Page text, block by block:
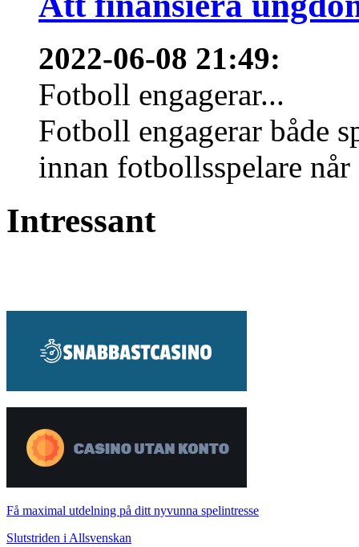
2022-06-08 21:49:
Fotboll engagerar...
Fotboll engagerar både
innan fotbollsspelare
Intressant
Få maximal utdelning på ditt nyvunna spelintresse
Slutstriden i Allsvenskan